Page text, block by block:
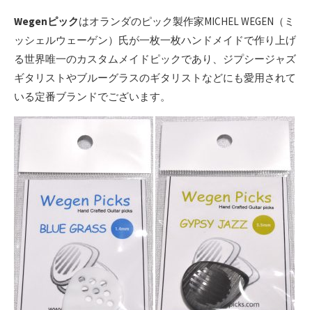
Wegenピックはオランダのピック製作家MICHEL WEGEN（ミ
ッシェルウェーゲン）氏が一枚一枚ハンドメイドで作り上げ
る世界唯一のカスタムメイドピックであり、ジプシージャズ
ギタリストやブルーグラスのギタリストなどにも愛用されて
いる定番ブランドでございます。